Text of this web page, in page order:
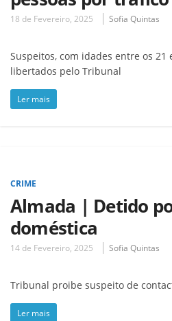
18 de Fevereiro, 2025 Sofia Quintas
Suspeitos, com idades entre os 21
libertados pelo Tribunal
Ler mais
CRIME
Almada | Detido
doméstica
14 de Fevereiro, 2025 Sofia Quintas
Tribunal proibe suspeito de
Ler mais